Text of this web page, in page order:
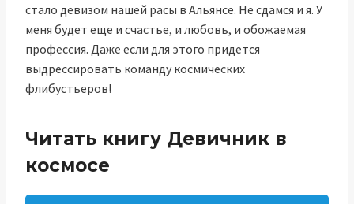
стало девизом нашей расы в Альянсе. Не сдамся и я. У
меня будет еще и счастье, и любовь, и обожаемая
профессия. Даже если для этого придется
выдрессировать команду космических
флибустьеров!
Читать книгу Девичник в
космосе